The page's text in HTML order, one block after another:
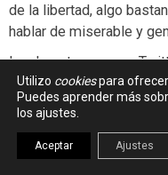
de la libertad, algo
hablar de miserable y
Igualmente, que use
día de hoy, el que más
lanza sus twetts con
hecho, fuera de la
seguidores (Enrique
Utilizo cookiespara ofrecer
Puedes aprender más
los ajustes.
Aceptar Ajustes